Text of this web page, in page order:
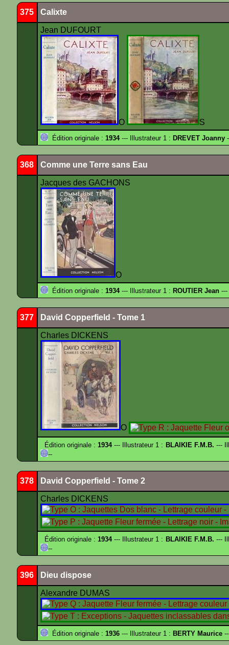
375 Calixte
Jean DUFOURT
O S
Édition originale : 1934--- Illustrateur 1 : DREVET Joanny
368 Comme une Terre sans Eau
Jacques des GACHONS
O
Édition originale : 1934--- Illustrateur 1 : ROUTIER Jean ---
377 David Copperfield - Tome 1
Charles DICKENS
O
Édition originale :1934--- Illustrateur 1 : BLAIKIE F.M.B. ---
--
378 David Copperfield - Tome 2
Charles DICKENS
Édition originale :1934--- Illustrateur 1 : BLAIKIE F.M.B. ---
--
396 Dieu dispose
Alexandre DUMAS
Édition originale : 1936 --- Illustrateur 1 : BERTY Maurice